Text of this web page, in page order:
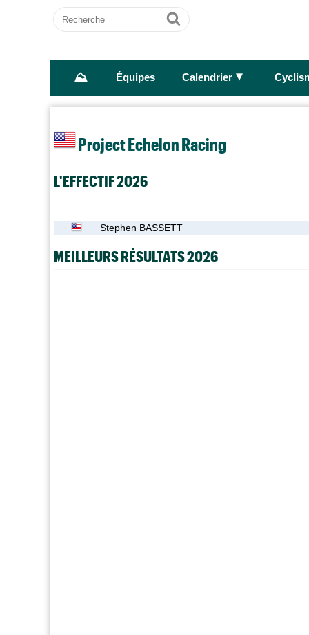
Recherche
Ok
⛰ Équipes Calendrier ►
Project Echelon Racing
L'EFFECTIF 2026
Stephen BASSETT
MEILLEURS RÉSULTATS 2026